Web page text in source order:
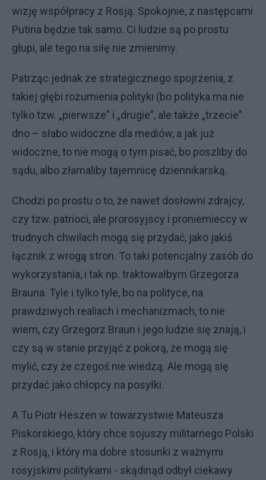
wizję współpracy z Rosją. Spokojnie, z następcami
Putina będzie tak samo. Ci ludzie są po prostu
głupi, ale tego na siłę nie zmienimy.
Patrząc jednak ze strategicznego spojrzenia, z
takiej głębi rozumienia polityki (bo polityka ma nie
tylko tzw. „pierwsze” i „drugie”, ale także „trzecie”
dno – słabo widoczne dla mediów, a jak już
widoczne, to nie mogą o tym pisać, bo poszliby do
sądu, albo złamaliby tajemnicę dziennikarską.
Chodzi po prostu o to, że nawet dosłowni zdrajcy,
czy tzw. patrioci, ale prorosyjscy i proniemieccy w
trudnych chwilach mogą się przydać, jako jakiś
łącznik z wrogą stron. To taki potencjalny zasób do
wykorzystania, i tak np. traktowałbym Grzegorza
Brauna. Tyle i tylko tyle, bo na polityce, na
prawdziwych realiach i mechanizmach, to nie
wiem, czy Grzegorz Braun i jego ludzie się znają, i
czy są w stanie przyjąć z pokorą, że mogą się
mylić, czy że czegoś nie wiedzą. Ale mogą się
przydać jako chłopcy na posyłki.
A Tu Piotr Heszen w towarzystwie Mateusza
Piskorskiego, który chce sojuszy militarnego Polski
z Rosją, i który ma dobre stosunki z ważnymi
rosyjskimi politykami - skądinąd odbył ciekawy